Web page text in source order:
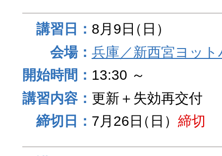
8月9日（日）
兵庫／新西宮ヨッ
13:30 ～
更新＋失効再交付
7月26日（日） 締切